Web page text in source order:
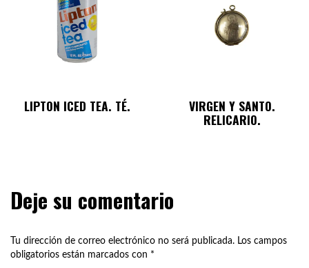
LIPTON ICED TEA. TÉ. VIRGEN Y SANTO.
RELICARIO.
Deje su comentario
Tu dirección de correo electrónico no será publicada. Los campos
obligatorios están marcados con *